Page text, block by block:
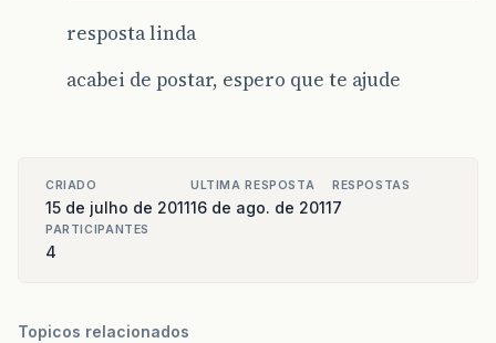
resposta linda
acabei de postar, espero que te ajude
CRIADO
15 de julho de 2011
ULTIMA RESPOSTA
16 de ago. de 2011
RESPOSTAS
7
PARTICIPANTES
4
Topicos relacionados